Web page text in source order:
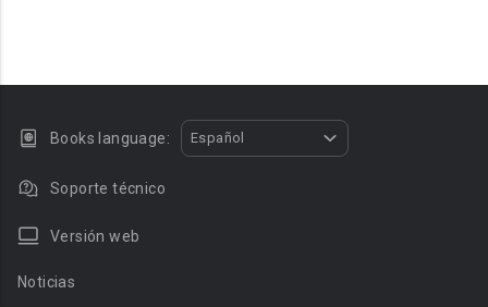
Books language: Español
Soporte técnico
Versión web
Noticias